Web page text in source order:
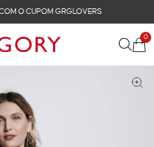
O CUPOM GRGLOVERS
0